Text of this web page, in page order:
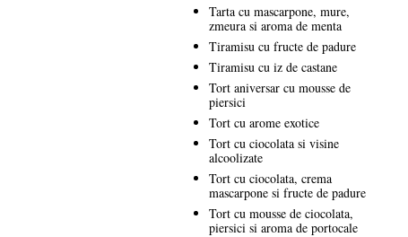
Tarta cu mascarpone, mure,
zmeura si aroma de menta
Tiramisu cu fructe de padure
Tiramisu cu iz de castane
Tort aniversar cu mousse de
piersici
Tort cu arome exotice
Tort cu ciocolata si visine
alcoolizate
Tort cu ciocolata, crema
mascarpone si fructe de padure
Tort cu mousse de ciocolata,
piersici si aroma de portocale